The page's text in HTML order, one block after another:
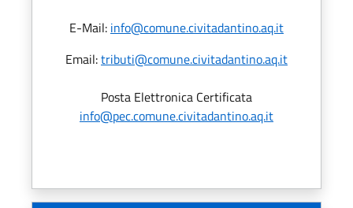
E-Mail: info@comune.civitadantino.aq.it
Email:tributi@comune.civitadantino.aq.it
Posta Elettronica Certificata
info@pec.comune.civitadantino.aq.it